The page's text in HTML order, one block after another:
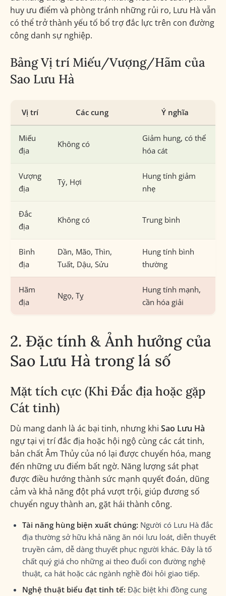
huy ưu điểm và phòng tránh những rủi ro, Lưu Hà vẫn
có thể trở thành yếu tố bổ trợ đắc lực trên con đường
công danh sự nghiệp.
Bảng Vị trí Miếu/Vượng/Hãm của
Sao Lưu Hà
Vị trí Các cung Ý nghĩa
Miếu
địa
Không có
Giảm hung, có thể
hóa cát
Vượng
địa
Tý, Hợi
Hung tính giảm
nhẹ
Đắc
địa
Không có Trung bình
Bình
địa
Dần, Mão, Thìn,
Tuất, Dậu, Sửu
Hung tính bình
thường
Hãm
địa
Ngọ, Tỵ
Hung tính mạnh,
cần hóa giải
2. Đặc tính & Ảnh hưởng của
Sao Lưu Hà trong lá số
Mặt tích cực (Khi Đắc địa hoặc gặp
Cát tinh)
Dù mang danh là ác bại tinh, nhưng khi Sao Lưu Hà
ngự tại vị trí đắc địa hoặc hội ngộ cùng các cát tinh,
bản chất Âm Thủy của nó lại được chuyển hóa, mang
đến những ưu điểm bất ngờ. Năng lượng sát phạt
được điều hướng thành sức mạnh quyết đoán, dũng
cảm và khả năng đột phá vượt trội, giúp đương số
chuyển nguy thành an, gặt hái thành công.
Tài năng hùng biện xuất chúng: Người có Lưu Hà đắc
địa thường sở hữu khả năng ăn nói lưu loát, diễn thuyết
truyền cảm, dễ dàng thuyết phục người khác. Đây là tố
chất quý giá cho những ai theo đuổi con đường nghệ
thuật, ca hát hoặc các ngành nghề đòi hỏi giao tiếp.
Nghệ thuật biểu đạt tinh tế: Đặc biệt khi đồng cung